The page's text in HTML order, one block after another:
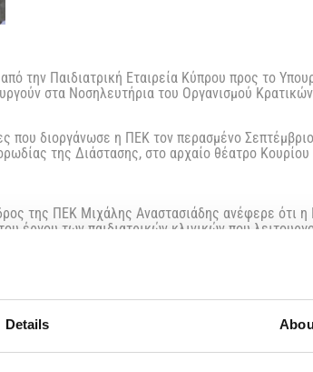
Details
την Παιδιατρική Εταιρεία Κύπρου προς το
στα Νοσηλευτήρια του Οργανισμού
που διοργάνωσε η ΠΕΚ τον περασμένο
της Διάστασης, στο αρχαίο θέατρο
της ΠΕΚ Μιχάλης Αναστασιάδης ανέφερε ότι η
έργου των παιδιατρικών κλινικών που
αυτές παράγουν. Αποτελεί, προσέθεσε,
και συστράτευσης, αλλά και μια
με κάθε τρόπο το πάσχον παιδί και
δε στα πλαίσια της ευαισθησίας που
όπως επεσήμανε, στέφθηκε με απόλυτη
τους συμπολίτες μας που συνέρρευσαν μαζικά
πολύτιμων συνεργατών τους οποίους και